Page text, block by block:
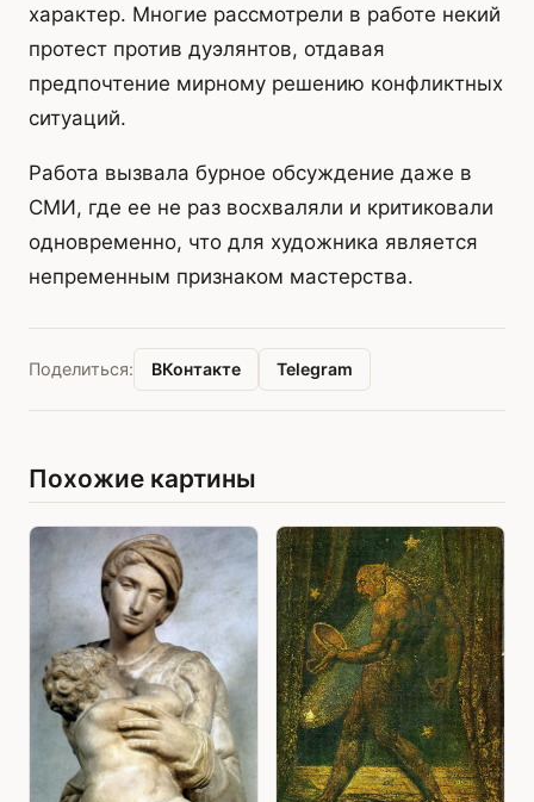
характер. Многие рассмотрели в работе некий
протест против дуэлянтов, отдавая
предпочтение мирному решению конфликтных
ситуаций.
Работа вызвала бурное обсуждение даже в
СМИ, где ее не раз восхваляли и критиковали
одновременно, что для художника является
непременным признаком мастерства.
Поделиться: ВКонтакте Telegram
Похожие картины